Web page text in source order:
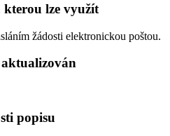
kterou lze využít
žádosti elektronickou poštou.
popisu